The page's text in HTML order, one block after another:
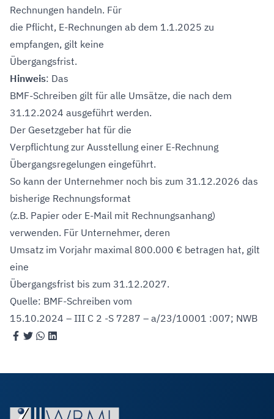
Rechnungen handeln. Für
die Pflicht, E-Rechnungen ab dem 1.1.2025 zu
empfangen, gilt keine
Übergangsfrist.
Hinweis: Das
BMF-Schreiben gilt für alle Umsätze, die nach dem
31.12.2024 ausgeführt werden.
Der Gesetzgeber hat für die
Verpflichtung zur Ausstellung einer E-Rechnung
Übergangsregelungen eingeführt.
So kann der Unternehmer noch bis zum 31.12.2026 das
bisherige Rechnungsformat
(z.B. Papier oder E-Mail mit Rechnungsanhang)
verwenden. Für Unternehmer, deren
Umsatz im Vorjahr maximal 800.000 € betragen hat, gilt
eine
Übergangsfrist bis zum 31.12.2027.
Quelle: BMF-Schreiben vom
15.10.2024 – III C 2 -S 7287 – a/23/10001 :007; NWB